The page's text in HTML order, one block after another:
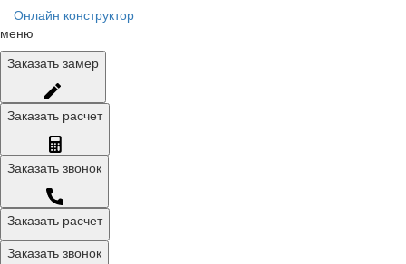
Онлайн конструктор
меню
Заказать замер
Заказать расчет
Заказать звонок
Заказать расчет
Заказать звонок